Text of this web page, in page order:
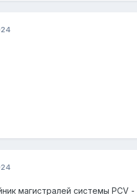
магистралей системы PCV